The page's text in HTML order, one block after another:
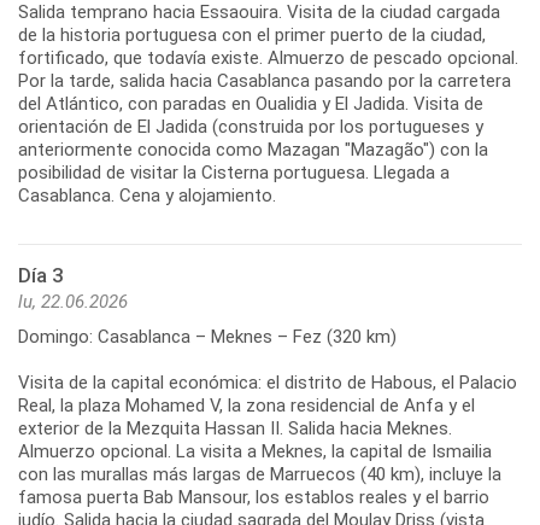
Salida temprano hacia Essaouira. Visita de la ciudad cargada
de la historia portuguesa con el primer puerto de la ciudad,
fortificado, que todavía existe. Almuerzo de pescado opcional.
Por la tarde, salida hacia Casablanca pasando por la carretera
del Atlántico, con paradas en Oualidia y El Jadida. Visita de
orientación de El Jadida (construida por los portugueses y
anteriormente conocida como Mazagan "Mazagão") con la
posibilidad de visitar la Cisterna portuguesa. Llegada a
Casablanca. Cena y alojamiento.
Día 3
lu, 22.06.2026
Domingo: Casablanca – Meknes – Fez (320 km)
Visita de la capital económica: el distrito de Habous, el Palacio
Real, la plaza Mohamed V, la zona residencial de Anfa y el
exterior de la Mezquita Hassan II. Salida hacia Meknes.
Almuerzo opcional. La visita a Meknes, la capital de Ismailia
con las murallas más largas de Marruecos (40 km), incluye la
famosa puerta Bab Mansour, los establos reales y el barrio
judío. Salida hacia la ciudad sagrada del Moulay Driss (vista